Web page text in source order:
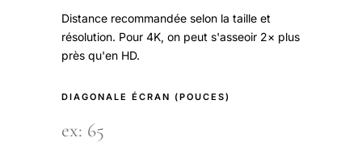
Distance recommandée selon la taille et
résolution. Pour 4K, on peut s'asseoir 2× plus
près qu'en HD.
DIAGONALE ÉCRAN (POUCES)